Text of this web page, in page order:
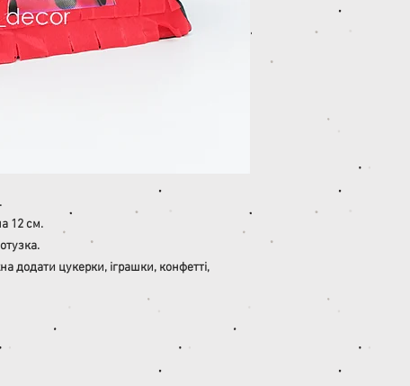
12 см.
додати цукерки, іграшки, конфетті,